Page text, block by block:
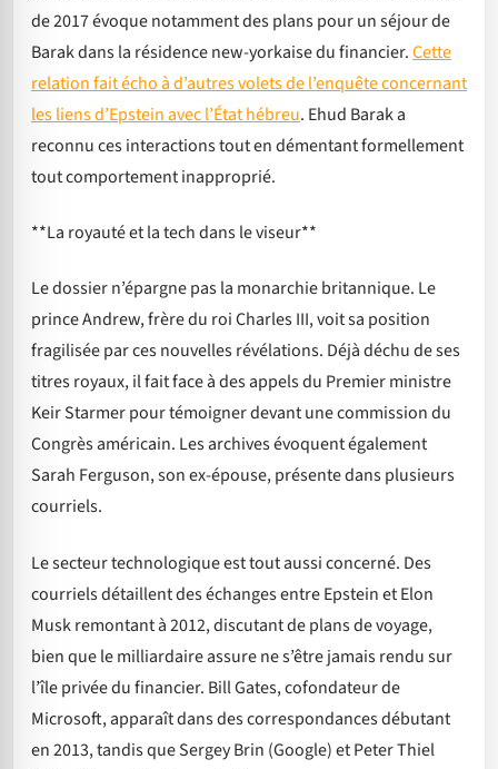
de 2017 évoque notamment des plans pour un séjour de
Barak dans la résidence new-yorkaise du financier.Cette
relation fait écho à d’autres volets de l’enquête concernant
les liens d’Epstein avec l’État hébreu. Ehud Barak a
reconnu ces interactions tout en démentant formellement
tout comportement inapproprié.
**La royauté et la tech dans le viseur**
Le dossier n’épargne pas la monarchie britannique. Le
prince Andrew, frère du roi Charles III, voit sa position
fragilisée par ces nouvelles révélations. Déjà déchu de ses
titres royaux, il fait face à des appels du Premier ministre
Keir Starmer pour témoigner devant une commission du
Congrès américain. Les archives évoquent également
Sarah Ferguson, son ex-épouse, présente dans plusieurs
courriels.
Le secteur technologique est tout aussi concerné. Des
courriels détaillent des échanges entre Epstein et Elon
Musk remontant à 2012, discutant de plans de voyage,
bien que le milliardaire assure ne s’être jamais rendu sur
l’île privée du financier. Bill Gates, cofondateur de
Microsoft, apparaît dans des correspondances débutant
en 2013, tandis que Sergey Brin (Google) et Peter Thiel